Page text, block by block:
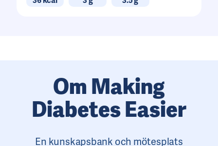
Om Making
Diabetes Easier
En kunskapsbank och mötesplats